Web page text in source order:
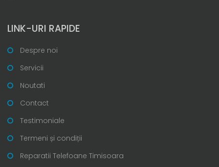
LINK-URI RAPIDE
Despre noi
Servicii
Noutati
Contact
Testimoniale
Termeni și condiții
Reparatii Telefoane Timisoara